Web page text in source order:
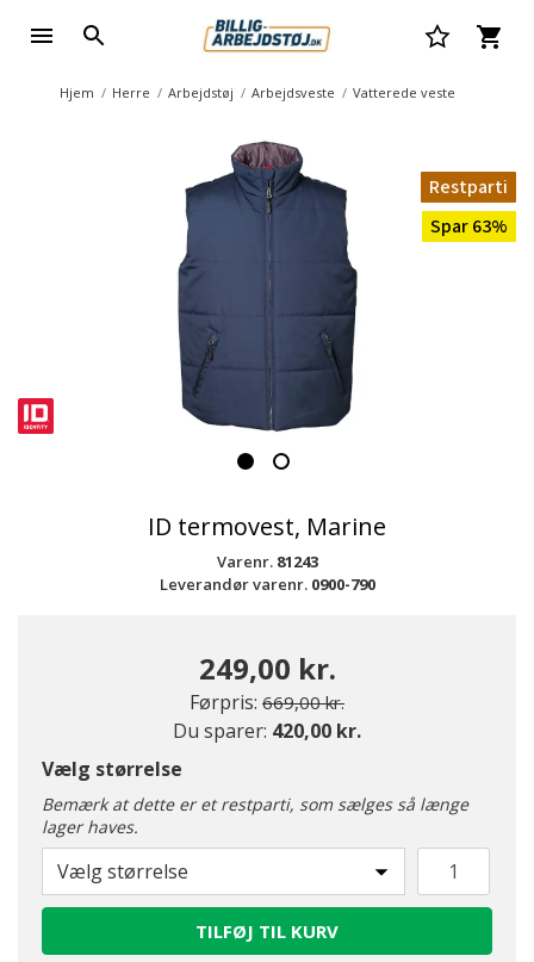
Hjem Herre Arbejdstøj Arbejdsveste Vatterede veste
Restparti
Spar 63%
ID termovest, Marine
Varenr. 81243
Leverandør varenr. 0900-790
249,00 kr.
Førpris: Pris nedsat fra
669,00 kr.til
Du sparer: 420,00 kr.
Vælg størrelse
Bemærk at dette er et restparti, som sælges så længe
lager haves.
Vælg størrelse
TILFØJ TIL KURV